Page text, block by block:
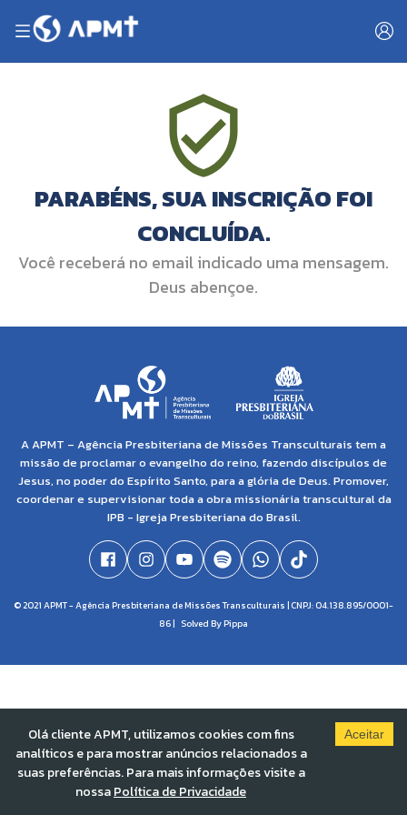
PARABÉNS, SUA INSCRIÇÃO FOI
CONCLUÍDA.
Você receberá no email indicado uma mensagem.
Deus abençoe.
A APMT – Agência Presbiteriana de Missões Transculturais tem a
missão de proclamar o evangelho do reino, fazendo discípulos de
Jesus, no poder do Espírito Santo, para a glória de Deus. Promover,
coordenar e supervisionar toda a obra missionária transcultural da
IPB - Igreja Presbiteriana do Brasil.
© 2021 APMT - Agência Presbiteriana de Missões Transculturais | CNPJ: 04.138.895/0001-
86 | Solved By Pippa
Olá cliente APMT, utilizamos cookies com fins
analíticos e para mostrar anúncios relacionados a
suas preferências. Para mais informações visite a
nossaPolítica de Privacidade
Aceitar